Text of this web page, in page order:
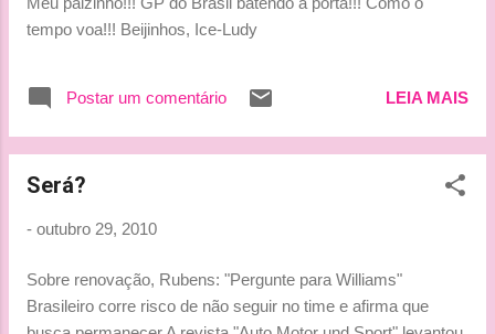
chegada dos motores franceses Renault. As duas empresas
foram parceiras na Fórmula 1 nos anos 1980. A Hispania faz
tempo voa!!! Beijinhos, Ice-Ludy
Postar um comentário LEIA MAIS
Será?
- outubro 29, 2010
Sobre renovação, Rubens: "Pergunte para Williams"
Brasileiro corre risco de não seguir no time e afirma que